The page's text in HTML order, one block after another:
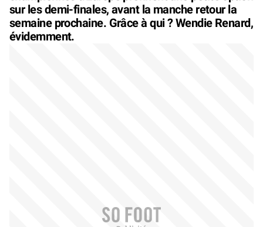
sur les demi-finales, avant la manche retour la
semaine prochaine. Grâce à qui ? Wendie Renard,
évidemment.